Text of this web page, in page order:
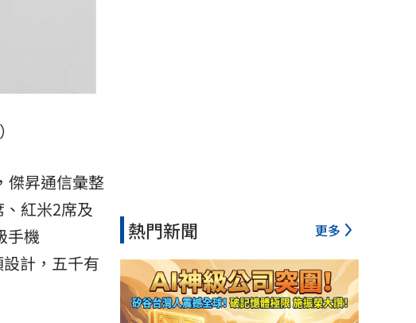
傑昇通信彙整
紅米2席及
手機
計，五千有
熱門新聞 更多